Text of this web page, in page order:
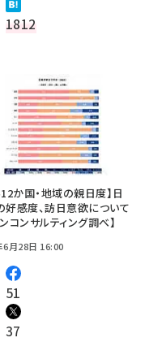
1812
12か国・地域の親日度】日
好感度、訪日意欲について
コンサルティング調べ】
6月28日 16:00
51
37